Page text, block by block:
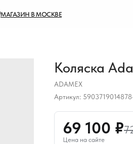
МАГАЗИН В МОСКВЕ
Коляска
ADAMEX
Артикул:
69 100 ₽
Цена на сайте